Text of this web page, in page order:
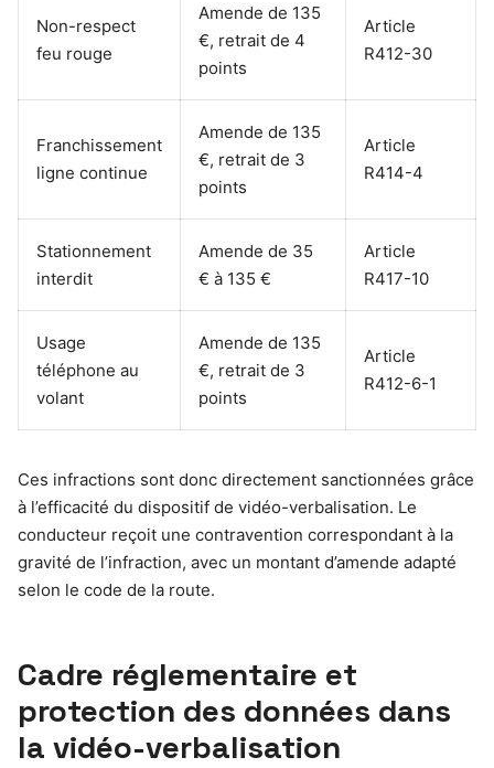
Non-respect
feu rouge
Amende de 135
€, retrait de 4
points
Article
R412-30
Franchissement
ligne continue
Amende de 135
€, retrait de 3
points
Article
R414-4
Stationnement
interdit
Amende de 35
€ à 135 €
Article
R417-10
Usage
téléphone au
volant
Amende de 135
€, retrait de 3
points
Article
R412-6-1
Ces infractions sont donc directement sanctionnées grâce
à l’efficacité du dispositif de vidéo-verbalisation. Le
conducteur reçoit une contravention correspondant à la
gravité de l’infraction, avec un montant d’amende adapté
selon le code de la route.
Cadre réglementaire et
protection des données dans
la vidéo-verbalisation